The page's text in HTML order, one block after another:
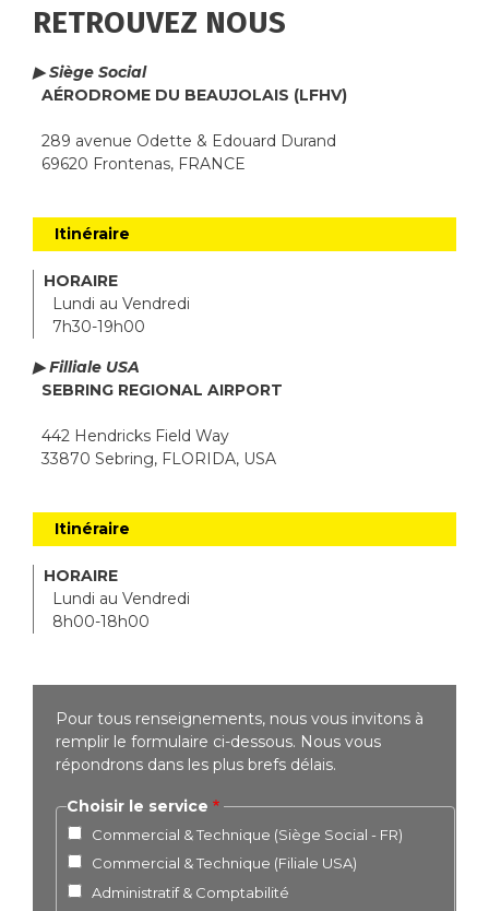
RETROUVEZ NOUS
▶ Siège Social
AÉRODROME DU BEAUJOLAIS (LFHV)
289 avenue Odette & Edouard Durand
69620 Frontenas, FRANCE
Itinéraire
HORAIRE
Lundi au Vendredi
7h30-19h00
▶ Filliale USA
SEBRING REGIONAL AIRPORT
442 Hendricks Field Way
33870 Sebring, FLORIDA, USA
Itinéraire
HORAIRE
Lundi au Vendredi
8h00-18h00
Pour tous renseignements, nous vous invitons à
remplir le formulaire ci-dessous. Nous vous
répondrons dans les plus brefs délais.
Choisir le service
Commercial & Technique (Siège Social - FR)
Commercial & Technique (Filiale USA)
Administratif & Comptabilité